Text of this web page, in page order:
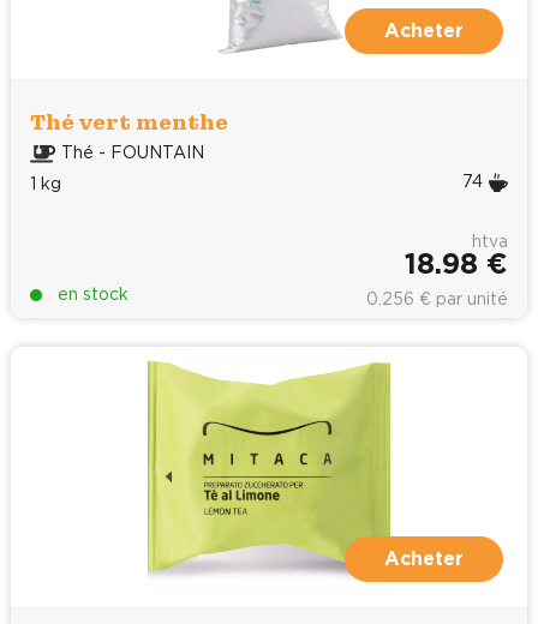
Acheter
Thé vert menthe
Thé - FOUNTAIN
1 kg
74
en stock
htva
18.98 €
0.256 € par unité
Acheter